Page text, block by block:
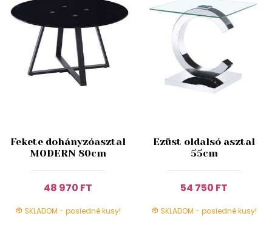
Fekete dohányzóasztal
MODERN 80cm
48 970 FT
SKLADOM - posledné kusy!
Ezüst oldalsó asztal
55cm
54 750 FT
SKLADOM - posledné kusy!